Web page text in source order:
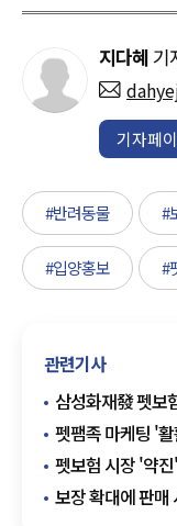
지다혜 기
기자페
#반려동물 #
#입양홍보 #
관련기사
삼성화재發 펫
펫팸족 마케팅 '
펫보험 시장 '약
보장 확대에 판